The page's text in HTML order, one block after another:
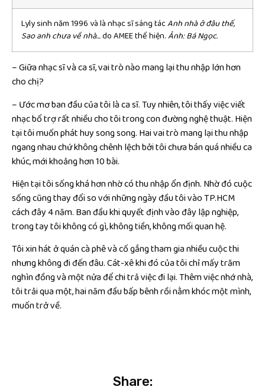
Lyly sinh năm 1996 và là nhạc sĩ sáng tácAnh nhà ở đâu thế,
Sao anh chưa về nhà…do AMEE thể hiện.Ảnh: Bá Ngọc.
– Giữa nhạc sĩ và ca sĩ, vai trò nào mang lại thu nhập lớn hơn
cho chị?
– Ước mơ ban đầu của tôi là ca sĩ. Tuy nhiên, tôi thấy việc viết
nhạc bổ trợ rất nhiều cho tôi trong con đường nghệ thuật. Hiện
tại tôi muốn phát huy song song. Hai vai trò mang lại thu nhập
ngang nhau chứ không chênh lệch bởi tôi chưa bán quá nhiều ca
khúc, mới khoảng hơn 10 bài.
Hiện tại tôi sống khá hơn nhờ có thu nhập ổn định. Nhờ đó cuộc
sống cũng thay đổi so với những ngày đầu tôi vào TP.HCM
cách đây 4 năm. Ban đầu khi quyết định vào đây lập nghiệp,
trong tay tôi không có gì, không tiền, không mối quan hệ.
Tôi xin hát ở quán cà phê và cố gắng tham gia nhiều cuộc thi
nhưng không đi đến đâu. Cát-xê khi đó của tôi chỉ mấy trăm
nghìn đồng và một nửa để chi trả việc đi lại. Thêm việc nhớ nhà,
tôi trải qua một, hai năm đầu bấp bênh rồi nằm khóc một mình,
muốn trở về.
Share: